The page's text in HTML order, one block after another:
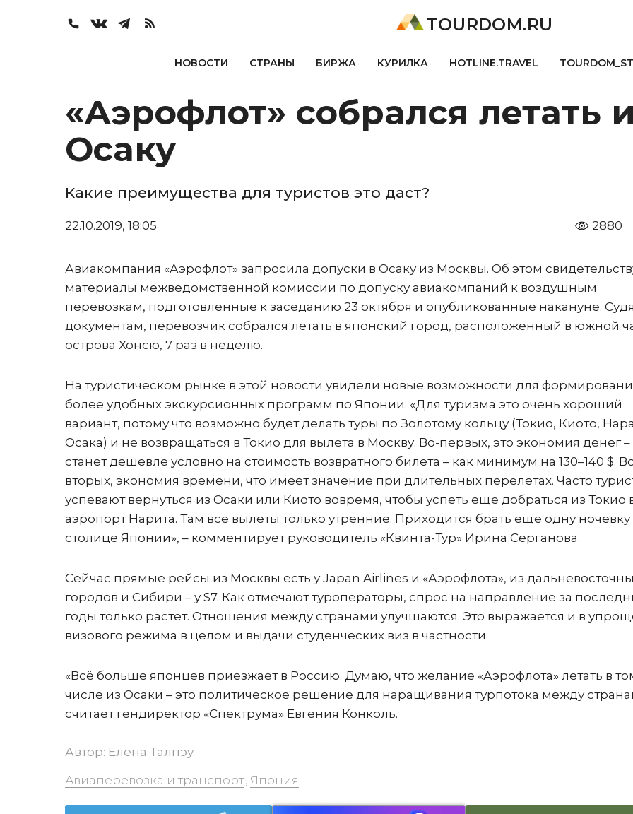
TOURDOM.RU
НОВОСТИ СТРАНЫ БИРЖА КУРИЛКА HOTLINE.TRAVEL
«Аэрофлот» собрался летать
Осаку
Какие преимущества для туристов это даст?
22.10.2019, 18:05 2880
Авиакомпания «Аэрофлот» запросила допуски в Осаку из Москвы. Об этом
материалы межведомственной комиссии по допуску авиакомпаний к воздушным
перевозкам, подготовленные к заседанию 23 октября и опубликованные накануне.
документам, перевозчик собрался летать в японский город, расположенный в южной
острова Хонсю, 7 раз в неделю.
На туристическом рынке в этой новости увидели новые возможности для
более удобных экскурсионных программ по Японии. «Для туризма это очень хороший
вариант, потому что возможно будет делать туры по Золотому кольцу (Токио, Киото,
Осака) и не возвращаться в Токио для вылета в Москву. Во-первых, это экономия денег –
станет дешевле условно на стоимость возвратного билета – как минимум на 130–140 $.
вторых, экономия времени, что имеет значение при длительных перелетах. Часто
успевают вернуться из Осаки или Киото вовремя, чтобы успеть еще добраться из Токио
аэропорт Нарита. Там все вылеты только утренние. Приходится брать еще одну ночевку
столице Японии», – комментирует руководитель «Квинта-Тур» Ирина Серганова.
Сейчас прямые рейсы из Москвы есть у Japan Airlines и «Аэрофлота», из
городов и Сибири – у S7. Как отмечают туроператоры, спрос на направление за
годы только растет. Отношения между странами улучшаются. Это выражается и в
визового режима в целом и выдачи студенческих виз в частности.
«Всё больше японцев приезжает в Россию. Думаю, что желание «Аэрофлота» летать в
числе из Осаки – это политическое решение для наращивания турпотока между
считает гендиректор «Спектрума» Евгения Конколь.
Автор: Елена Талпэу
Авиаперевозка и транспорт, Япония